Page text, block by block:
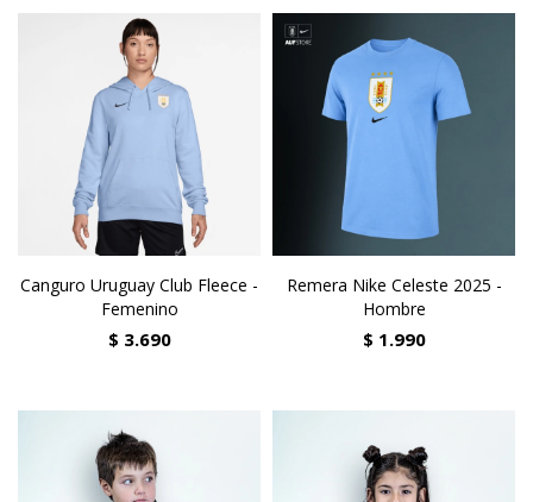
Canguro Uruguay Club Fleece -
Femenino
$ 3.690
Remera Nike Celeste 2025 -
Hombre
$ 1.990